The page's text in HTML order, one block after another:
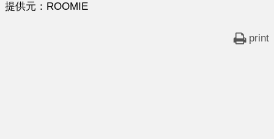
提供元：ROOMIE
print